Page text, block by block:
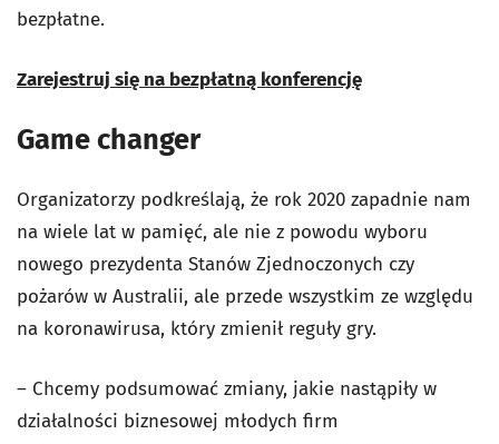
bezpłatne.
Zarejestruj się na bezpłatną konferencję
Game changer
Organizatorzy podkreślają, że rok 2020 zapadnie nam
na wiele lat w pamięć, ale nie z powodu wyboru
nowego prezydenta Stanów Zjednoczonych czy
pożarów w Australii, ale przede wszystkim ze względu
na koronawirusa, który zmienił reguły gry.
– Chcemy podsumować zmiany, jakie nastąpiły w
działalności biznesowej młodych firm